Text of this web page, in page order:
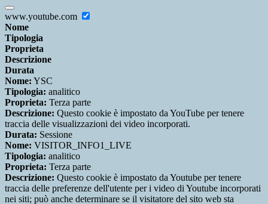
www.youtube.com
Nome
Tipologia
Proprieta
Descrizione
Durata
Nome: YSC
Tipologia: analitico
Proprieta: Terza parte
Descrizione: Questo cookie è impostato da YouTube per tenere
traccia delle visualizzazioni dei video incorporati.
Durata: Sessione
Nome: VISITOR_INFO1_LIVE
Tipologia: analitico
Proprieta: Terza parte
Descrizione: Questo cookie è impostato da Youtube per tenere
traccia delle preferenze dell'utente per i video di Youtube incorporati
nei siti; può anche determinare se il visitatore del sito web sta